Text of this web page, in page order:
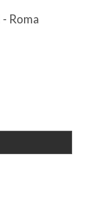
Roma